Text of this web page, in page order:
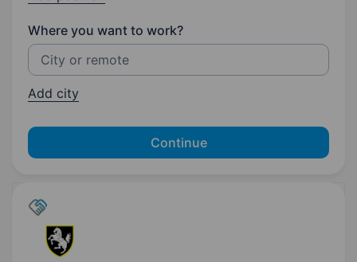
Where you want to work?
Add city
Continue